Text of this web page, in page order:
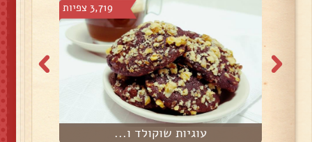
3,719 צפיות
עוגיות שוקולד ו...